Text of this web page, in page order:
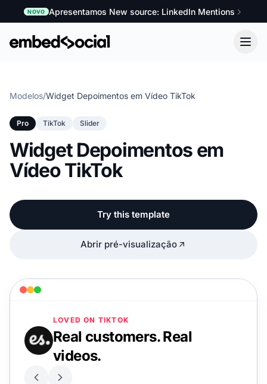
NOVO Apresentamos New source: LinkedIn Mentions
Modelos/Widget Depoimentos em Vídeo TikTok
Pro TikTok Slider
Widget Depoimentos em
Vídeo TikTok
Try this template
Abrir pré-visualização